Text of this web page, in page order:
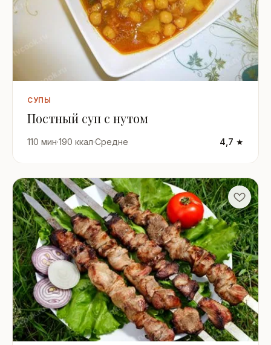
СУПЫ
Постный суп с нутом
110 мин·190 ккал·Средне 4,7 ★